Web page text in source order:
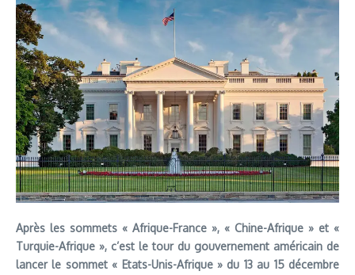
Après les sommets « Afrique-France », « Chine-Afrique » et «
Turquie-Afrique », c’est le tour du gouvernement américain de
lancer le sommet « Etats-Unis-Afrique » du 13 au 15 décembre